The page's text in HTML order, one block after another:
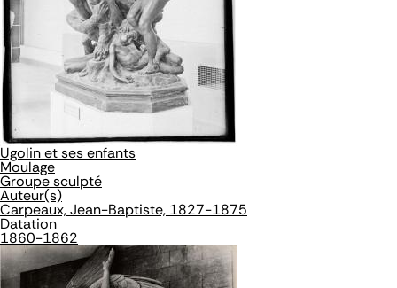
Ugolin et ses enfants
Moulage
Groupe sculpté
Auteur(s)
Carpeaux, Jean-Baptiste, 1827-1875
Datation
1860-1862